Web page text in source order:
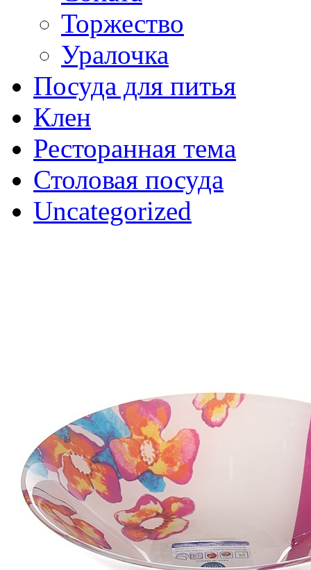
Торжество
Уралочка
Посуда для питья
Клен
Ресторанная тема
Столовая посуда
Uncategorized